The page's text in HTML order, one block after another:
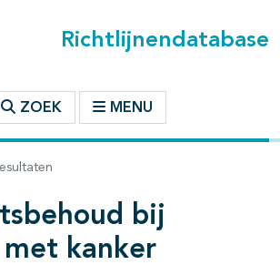
Richtlijnendatabase
ZOEK MENU
bij
kanker